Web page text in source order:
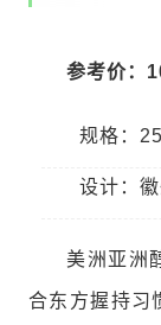
参考价：
规格：
设计：
美洲亚洲
合东方握持习